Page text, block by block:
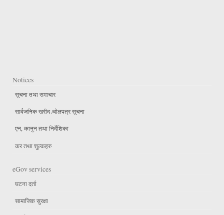
Notices
सूचना तथा समाचार
सार्वजनिक खरीद /बोलपत्र सूचना
एन, कानुन तथा निर्देशिका
कर तथा शुल्कहरु
eGov services
घटना दर्ता
सामाजिक सुरक्षा